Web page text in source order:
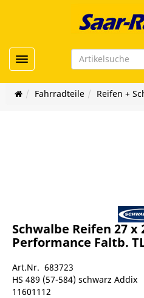
Toggle navigation
Fahrradteile Reifen +
Schwalbe Reifen 27 x
Performance Faltb.
Art.Nr. 683723
HS 489 (57-584) schwarz Addix
11601112